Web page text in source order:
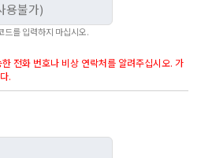
를 입력하지 마십시오.
전화 번호나 비상 연락처를 알려주십시오. 가
.